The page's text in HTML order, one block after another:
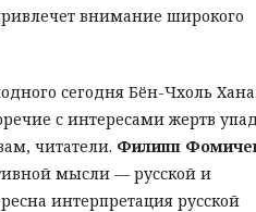
внимание широкого
сегодня Бён-Чхоль Хана.
с интересами жертв
читатели. Филипп
мысли — русской и
интерпретация русской